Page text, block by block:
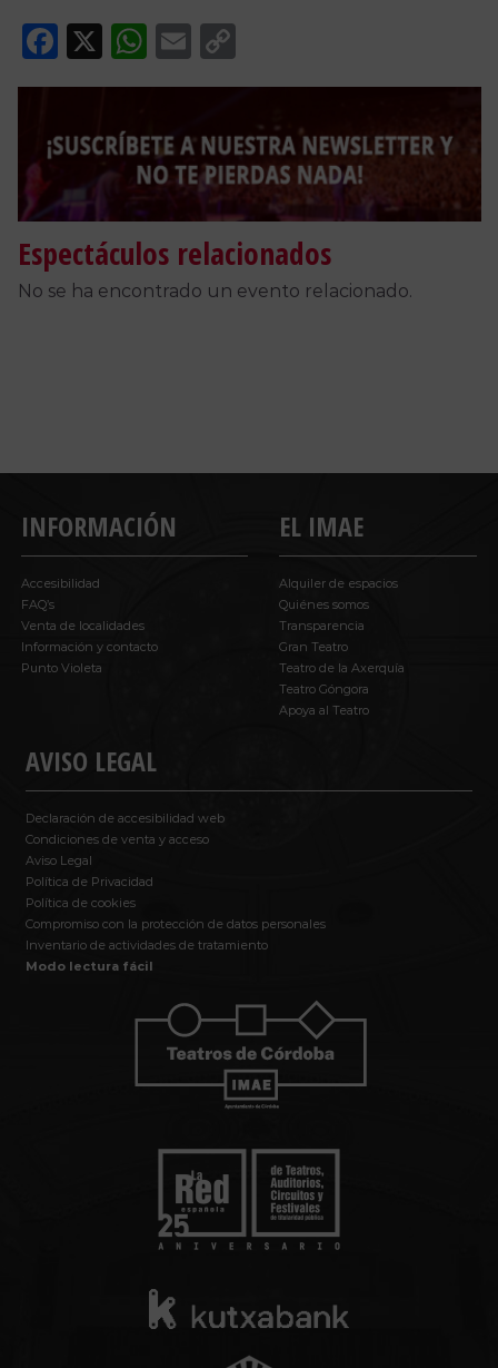
Facebook
X WhatsApp
Email
Copy
Link
Espectáculos relacionados
No se ha encontrado un evento relacionado.
INFORMACIÓN
Accesibilidad
FAQ’s
Venta de localidades
Información y contacto
Punto Violeta
AVISO LEGAL
Declaración de accesibilidad web
Condiciones de venta y acceso
Aviso Legal
Política de Privacidad
Política de cookies
Compromiso con la protección de datos personales
Inventario de actividades de tratamiento
Modo lectura fácil
EL IMAE
Alquiler de espacios
Quiénes somos
Transparencia
Gran Teatro
Teatro de la Axerquía
Teatro Góngora
Apoya al Teatro